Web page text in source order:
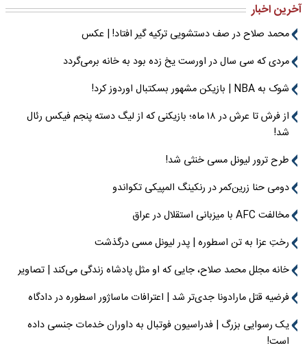
آخرین اخبار
محمد صلاح در صف دستشویی ترکیه گیر افتاد! | عکس
مردی که سی سال در اورست یخ زده بود به خانه برمی‌گردد
شوک به NBA | بازیکن مشهور بسکتبال اوردوز کرد!
از فرش تا عرش در ۱۸ ماه؛ بازیکنی که از لیگ دسته پنجم فیکس رئال
شد!
طرح ترور لیونل مسی خنثی شد!
دومی حنا زرین‌کمر در رنکینگ المپیکی تکواندو
مخالفت AFC با میزبانی استقلال در عراق
رختِ عزا به تن اسطوره | پدر لیونل مسی درگذشت
خانه مجلل محمد صلاح، جایی که او مثل پادشاه زندگی می‌کند | تصاویر
فرضیه قتل مارادونا جدی‌تر شد | اعترافات ماساژور اسطوره در دادگاه
یک رسوایی بزرگ | فدراسیون فوتبال به داوران خدمات جنسی داده
است!